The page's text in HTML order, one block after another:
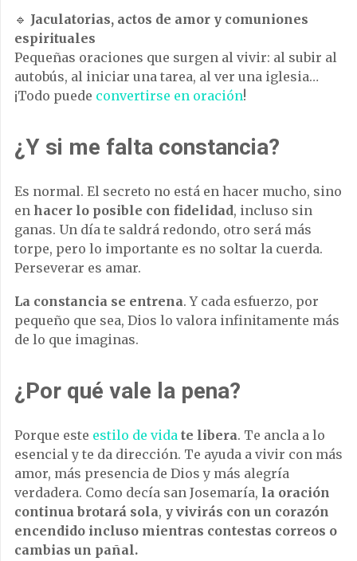
🔹 Jaculatorias, actos de amor y comuniones
espirituales
Pequeñas oraciones que surgen al vivir: al subir al
autobús, al iniciar una tarea, al ver una iglesia…
¡Todo puede convertirse en oración!
¿Y si me falta constancia?
Es normal. El secreto no está en hacer mucho, sino
en hacer lo posible con fidelidad, incluso sin
ganas. Un día te saldrá redondo, otro será más
torpe, pero lo importante es no soltar la cuerda.
Perseverar es amar.
La constancia se entrena. Y cada esfuerzo, por
pequeño que sea, Dios lo valora infinitamente más
de lo que imaginas.
¿Por qué vale la pena?
Porque este estilo de vida te libera. Te ancla a lo
esencial y te da dirección. Te ayuda a vivir con más
amor, más presencia de Dios y más alegría
verdadera. Como decía san Josemaría, la oración
continua brotará sola, y vivirás con un corazón
encendido incluso mientras contestas correos o
cambias un pañal.